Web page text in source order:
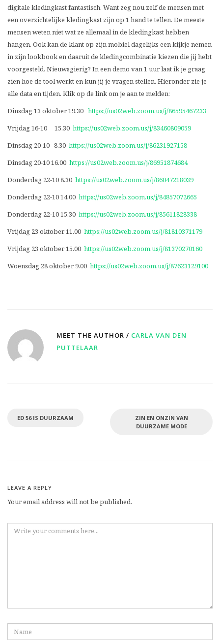
digitale kledingkast fantastisch. Want zeg nou zelf de mensen met
een overzichtelijke kledingkast zijn op 1 hand te tellen. De meeste
mensen weten niet wat ze allemaal in de kledingkast hebben
hangen. Ook kan de klant op zijn mobiel dagelijks een kijkje nemen
in zijn lookbook en daaruit de kledingcombinatie kiezen die jij hebt
voorgesteld. Nieuwsgierig? In een demo van 1 uur laat ik je graag
zien hoe de tool werkt en kun jij je vragen stellen. Hieronder zie je
alle data en tijden. Klik op de link om je aan te melden:
Dinsdag 13 oktober 19.30 https://us02web.zoom.us/j/86595467233
Vrijdag 16-10 15.30 https://us02web.zoom.us/j/83460809059
Dinsdag 20-10 8.30 https://us02web.zoom.us/j/86231927158
Dinsdag 20-10 16.00 https://us02web.zoom.us/j/86951874684
Donderdag 22-10 8.30 https://us02web.zoom.us/j/86047218039
Donderdag 22-10 14.00 https://us02web.zoom.us/j/84857072665
Donderdag 22-10 15.30 https://us02web.zoom.us/j/85611828338
Vrijdag 23 oktober 11.00 https://us02web.zoom.us/j/81810371179
Vrijdag 23 oktober 15.00 https://us02web.zoom.us/j/81370270160
Woensdag 28 oktober 9.00 https://us02web.zoom.us/j/87623129100
MEET THE AUTHOR / CARLA VAN DEN
PUTTELAAR
ED 56 IS DUURZAAM
ZIN EN ONZIN VAN
DUURZAME MODE
LEAVE A REPLY
Your email address will not be published.